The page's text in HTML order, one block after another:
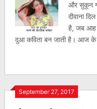
और सुकून
दीवाना
है, जब आह
दुआ कविता बन जाती है। आज के
September 27, 2017